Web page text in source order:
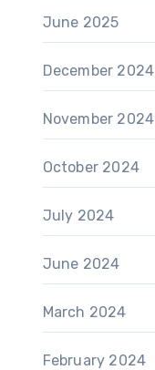
June 2025
December 2024
November 2024
October 2024
July 2024
June 2024
March 2024
February 2024